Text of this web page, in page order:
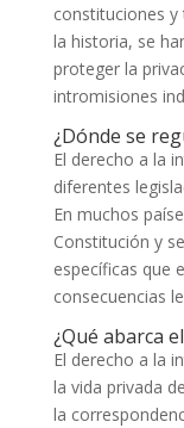
constituciones
la historia, se
proteger la
intromisiones
¿Dónde se
El derecho a la
diferentes
En muchos
Constitución y
específicas que
consecuencias
¿Qué abarca
El derecho a la
la vida privada
la